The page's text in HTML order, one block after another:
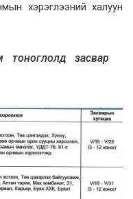
хэрэглээний халуун
засвар